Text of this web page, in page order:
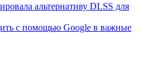
альтернативу DLSS для
с помощью Google в важные